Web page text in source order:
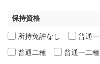
保持資格
所持免許なし 普通
普通二種
普通一二種